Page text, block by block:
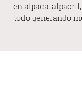
en alpaca,
todo generando